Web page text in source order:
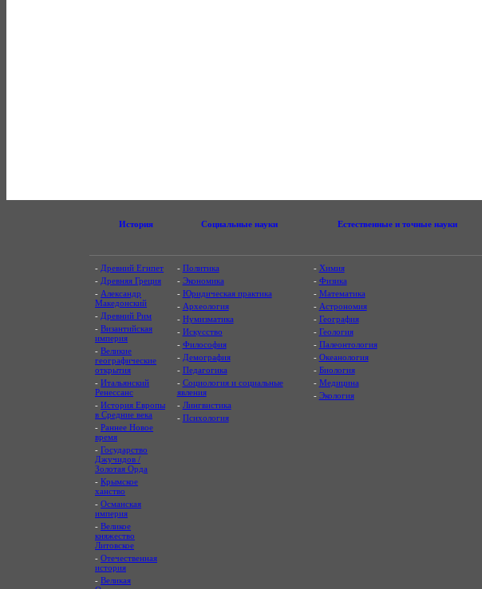
История Социальные науки Естественные и точные науки
- Древний Египет
- Древняя Греция
- Александр
Македонский
- Древний Рим
- Византийская
империя
- Великие
географические
открытия
- Итальянский
Ренессанс
- История Европы
в Средние века
- Раннее Новое
время
- Государство
Джучидов /
Золотая Орда
- Крымское
ханство
- Османская
империя
- Великое
княжество
Литовское
- Отечественная
история
- Великая
- Политика
- Экономика
- Юридическая практика
- Археология
- Нумизматика
- Искусство
- Философия
- Демография
- Педагогика
- Социология и социальные
явления
- Лингвистика
- Психология
- Химия
- Физика
- Математика
- Астрономия
- География
- Геология
- Палеонтология
- Океанология
- Биология
- Медицина
- Экология